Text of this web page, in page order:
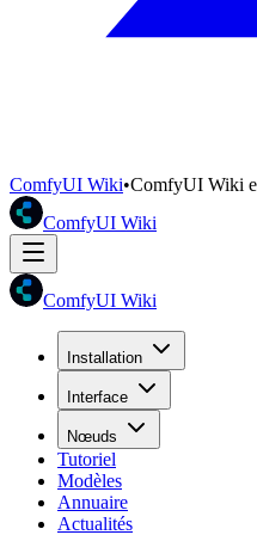
ComfyUI Wiki•ComfyUI Wiki
ComfyUI Wiki
ComfyUI Wiki
Installation
Interface
Nœuds
Tutoriel
Modèles
Annuaire
Actualités